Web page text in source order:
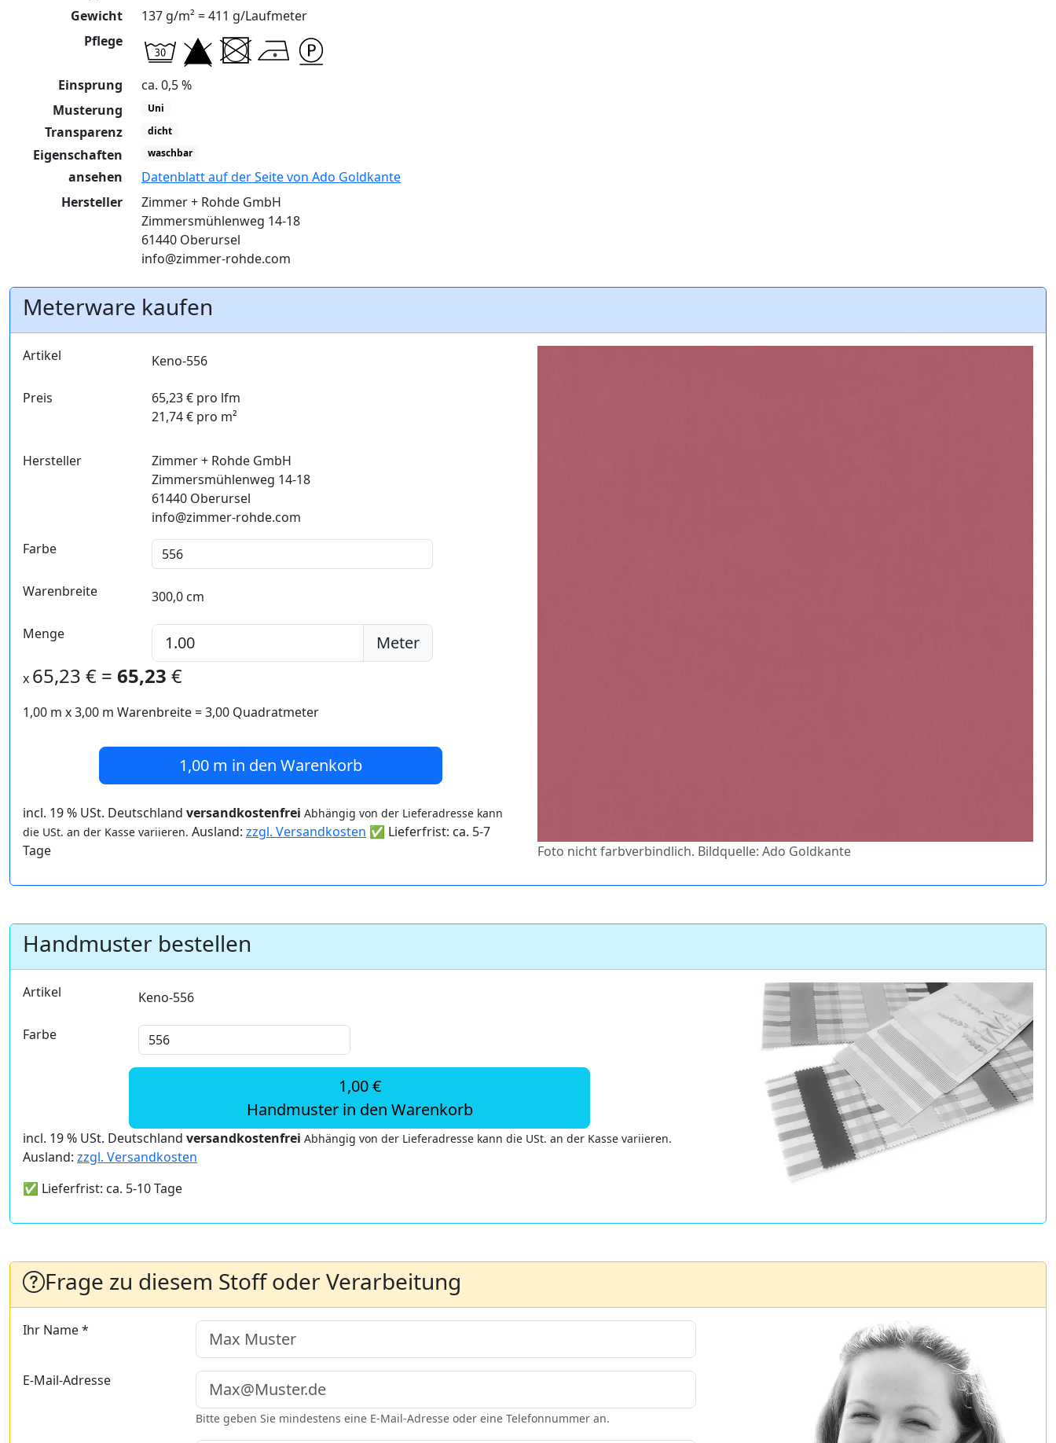
Gewicht
137 g/m² = 411 g/Laufmeter
Pflege
Einsprung
ca. 0,5 %
Musterung
Uni
Transparenz dicht
Eigenschaften waschbar
ansehen
Datenblatt auf der Seite von Ado Goldkante
Hersteller
Zimmer + Rohde GmbH
Zimmersmühlenweg 14-18
61440 Oberursel
info@zimmer-rohde.com
Meterware kaufen
Artikel Keno-556
Preis
65,23 € pro lfm
21,74 € pro m²
Hersteller
Zimmer + Rohde GmbH
Zimmersmühlenweg 14-18
61440 Oberursel
info@zimmer-rohde.com
Farbe
Warenbreite 300,0 cm
Menge Meter
x 65,23 € = 65,23 €
1,00 m x3,00 m Warenbreite =3,00 Quadratmeter
1,00 m in den Warenkorb
incl. 19 % USt. Deutschland versandkostenfrei Abhängig von der Lieferadresse kann
die USt. an der Kasse variieren. Ausland: zzgl. Versandkosten ✅ Lieferfrist: ca. 5-7
Tage
Foto nicht farbverbindlich. Bildquelle: Ado Goldkante
Handmuster bestellen
Artikel Keno-556
Farbe
1,00 €
Handmuster in den Warenkorb
incl. 19 % USt. Deutschland versandkostenfrei Abhängig von der Lieferadresse kann die USt. an der Kasse variieren.
Ausland: zzgl. Versandkosten
✅ Lieferfrist: ca. 5-10 Tage
Frage zu diesem Stoff oder Verarbeitung
Ihr Name *
E-Mail-Adresse
Bitte geben Sie mindestens eine E-Mail-Adresse oder eine Telefonnummer an.